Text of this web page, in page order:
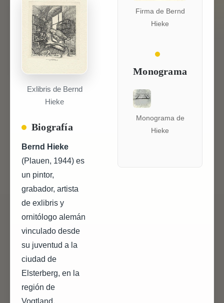
Exlibris de Bernd
Hieke
Biografía
Bernd Hieke
(Plauen, 1944) es
un pintor,
grabador, artista
de exlibris y
ornitólogo alemán
vinculado desde
su juventud a la
ciudad de
Elsterberg, en la
región de
Vogtland.
Firma de Bernd
Hieke
Monograma
Monograma de
Hieke